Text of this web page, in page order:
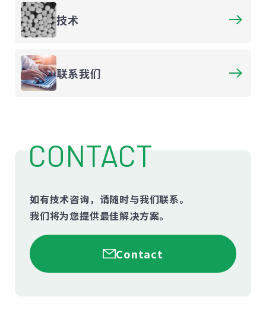
技术
联系我们
CONTACT
如有技术咨询，请随时与我们联系。
我们将为您提供最佳解决方案。
Contact